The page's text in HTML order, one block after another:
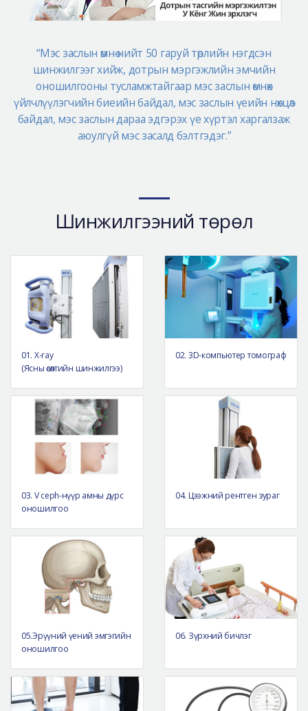
“Мэс заслын өмнө нийт 50 гаруй төрлийн нэгдсэн
шинжилгээг хийж, дотрын мэргэжлийн эмчийн
оношилгооны тусламжтайгаар мэс заслын өмнөх
үйлчлүүлэгчийн биеийн байдал, мэс заслын үеийн нөхцөл
байдал, мэс заслын дараа эдгэрэх үе хүртэл харгалзаж
аюулгүй мэс засалд бэлтгэдэг.”
Шинжилгээний төрөл
01. X-ray
(Ясны өсөлтийн шинжилгээ)
02. 3D-компьютер томограф
03. V ceph-нүүр амны дүрс
оношилгоо
04. Цээжний рентген зураг
05.Эрүүний үений эмгэгийн
оношилгоо
06. Зүрхний бичлэг